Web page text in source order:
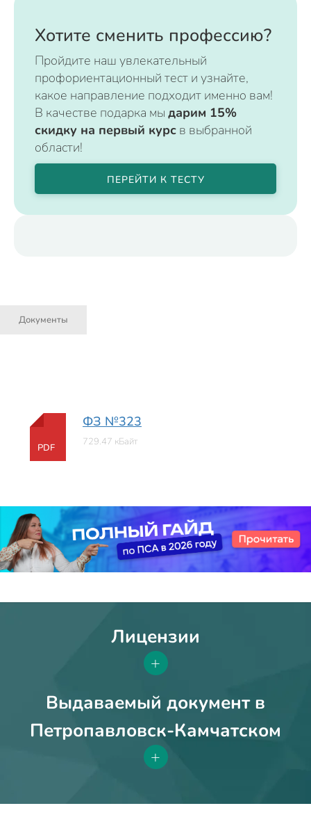
Хотите сменить профессию?
Пройдите наш увлекательный
профориентационный тест и узнайте,
какое направление подходит именно вам!
В качестве подарка мы дарим 15%
скидку на первый курс в выбранной
области!
ПЕРЕЙТИ К ТЕСТУ
Документы
PDF
ФЗ №323
729.47 кБайт
Лицензии
+
Выдаваемый документ в
Петропавловск-Камчатском
+